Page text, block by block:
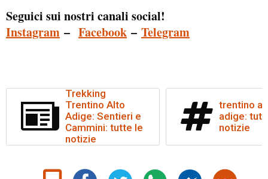
Seguici sui nostri canali social!
Instagram – Facebook – Telegram
Trekking
Trentino Alto
Adige: Sentieri e
Cammini: tutte le
notizie
trentino
adige:
notizie